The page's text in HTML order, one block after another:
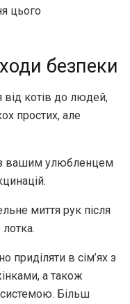
цього
безпеки
котів до людей,
простих, але
з вашим улюбленцем
миття рук після
приділяти в сім’ях з
а також
Більш